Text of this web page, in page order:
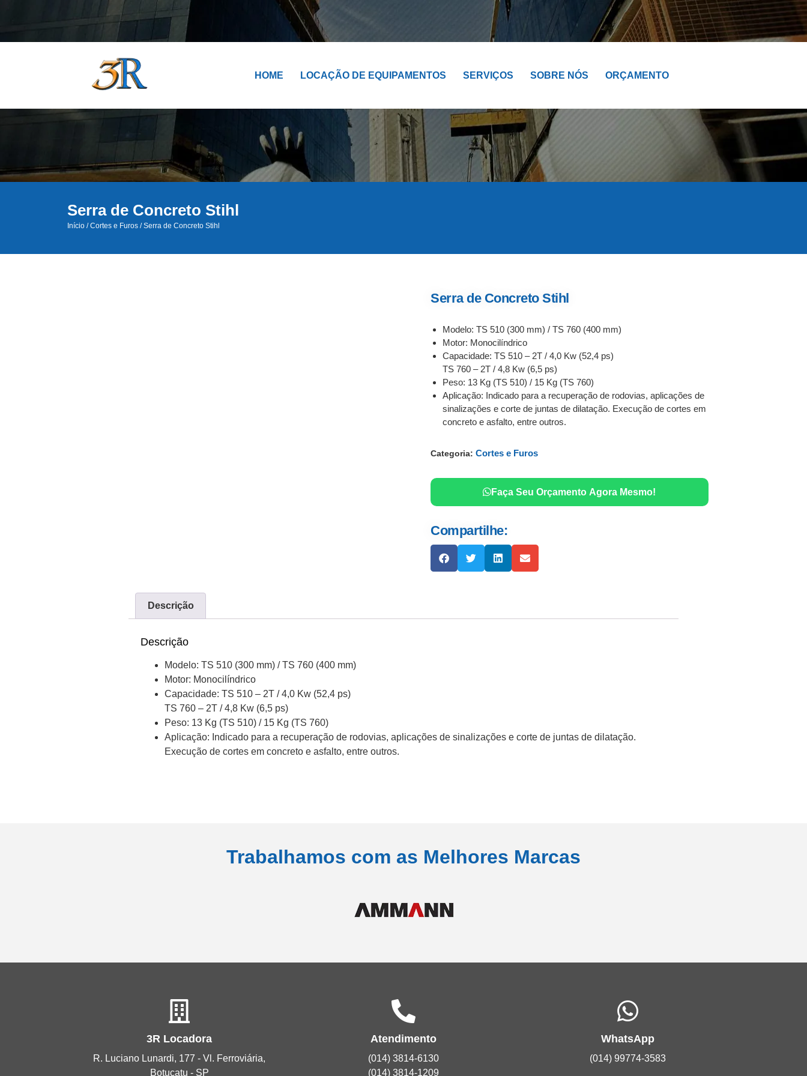
HOME LOCAÇÃO DE EQUIPAMENTOS SERVIÇOS SOBRE NÓS ORÇAMENTO
Serra de Concreto Stihl
Início /Cortes e Furos / Serra de Concreto Stihl
Serra de Concreto Stihl
Modelo: TS 510 (300 mm) / TS 760 (400 mm)
Motor: Monocilíndrico
Capacidade: TS 510 – 2T / 4,0 Kw (52,4 ps)
TS 760 – 2T / 4,8 Kw (6,5 ps)
Peso: 13 Kg (TS 510) / 15 Kg (TS 760)
Aplicação: Indicado para a recuperação de rodovias, aplicações de
sinalizações e corte de juntas de dilatação. Execução de cortes em
concreto e asfalto, entre outros.
Categoria: Cortes e Furos
Faça Seu Orçamento Agora Mesmo!
Compartilhe:
Descrição
Descrição
Modelo: TS 510 (300 mm) / TS 760 (400 mm)
Motor: Monocilíndrico
Capacidade: TS 510 – 2T / 4,0 Kw (52,4 ps)
TS 760 – 2T / 4,8 Kw (6,5 ps)
Peso: 13 Kg (TS 510) / 15 Kg (TS 760)
Aplicação: Indicado para a recuperação de rodovias, aplicações de sinalizações e corte de juntas de dilatação.
Execução de cortes em concreto e asfalto, entre outros.
Trabalhamos com as Melhores Marcas
3R Locadora
R. Luciano Lunardi, 177 - Vl. Ferroviária,
Botucatu - SP
Atendimento
(014) 3814-6130
(014) 3814-1209
WhatsApp
(014) 99774-3583